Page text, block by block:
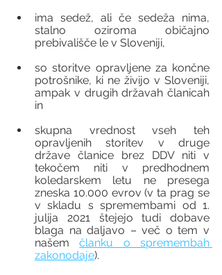
ima sedež, ali če sedeža nima,
stalno oziroma običajno
prebivališče le v Sloveniji,
so storitve opravljene za končne
potrošnike, ki ne živijo v Sloveniji,
ampak v drugih državah članicah
in
skupna vrednost vseh teh
opravljenih storitev v druge
države članice brez DDV niti v
tekočem niti v predhodnem
koledarskem letu ne presega
zneska 10.000 evrov (v ta prag se
v skladu s spremembami od 1.
julija 2021 štejejo tudi dobave
blaga na daljavo – več o tem v
našem članku o spremembah
zakonodaje).